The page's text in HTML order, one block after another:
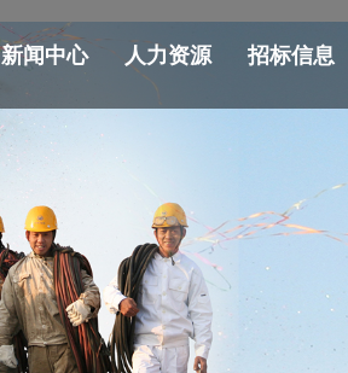
新闻中心 人力资源 招标信息